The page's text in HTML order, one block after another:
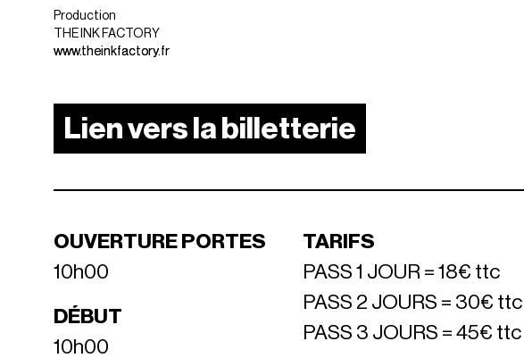
Production
THE INK FACTORY
www.theinkfactory.fr
Lien vers la billetterie
OUVERTURE PORTES
10h00
DÉBUT
10h00
TARIFS
PASS 1 JOUR = 18€ ttc
PASS 2 JOURS = 30€ ttc
PASS 3 JOURS = 45€ ttc